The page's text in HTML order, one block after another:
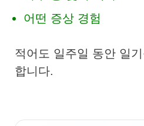
어떤 증상 경험
적어도 일주일 동안 일
합니다.